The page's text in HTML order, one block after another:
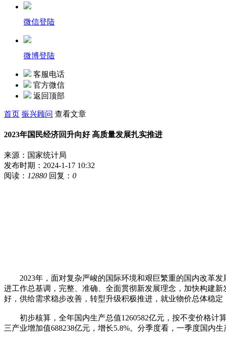
微信登陆
微博登陆
客服电话
官方微信
返回顶部
首页 振兴顾问 查看文章
2023年国民经济回升向好 高质量发展扎实推进
来源：国家统计局
发布时期：2024-1-17 10:32
阅读： 12880 回复： 0
2023年，面对复杂严峻的国际环境和艰巨繁重的国内改革发
进工作总基调，完整、准确、全面贯彻新发展理念，加快构建
好，供给需求稳步改善，转型升级积极推进，就业物价总体稳
初步核算，全年国内生产总值1260582亿元，按不变价格计
三产业增加值688238亿元，增长5.8%。分季度看，一季度国内